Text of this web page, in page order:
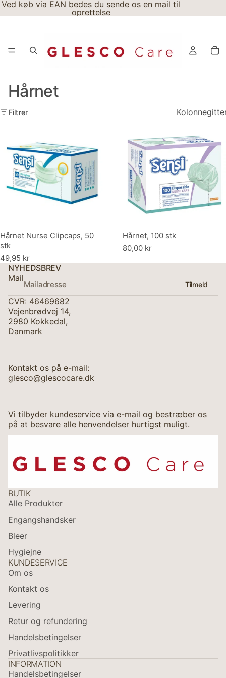
Ved køb via EAN bedes du sende os en mail til
oprettelse
Hårnet
Filtrer
Hårnet Nurse Clipcaps, 50
stk
49,95 kr
Hårnet, 100 stk
80,00 kr
NYHEDSBREV
Mail
Tilmeld
CVR: 46469682
Vejenbrødvej 14,
2980 Kokkedal,
Danmark
Kontakt os på e-mail:
glesco@glescocare.dk
Vi tilbyder kundeservice via e-mail og bestræber os
på at besvare alle henvendelser hurtigst muligt.
BUTIK
Alle Produkter
Engangshandsker
Bleer
Hygiejne
KUNDESERVICE
Om os
Kontakt os
Levering
Retur og refundering
Handelsbetingelser
Privatlivspolitikker
INFORMATION
Handelsbetingelser
Kontaktinformation
Leveringspolitik